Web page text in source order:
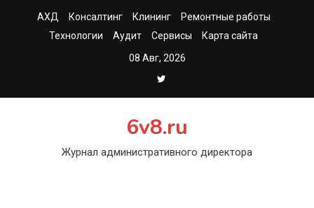
АХД Консалтинг Клининг
Ремонтные работы
Технологии
Аудит Сервисы
Карта сайта
08 Авг, 2026
6v8.ru
Журнал административного директора